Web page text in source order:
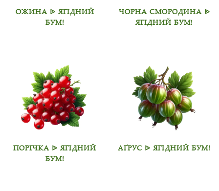
ОЖИНА ᐉ ЯГІДНИЙ
БУМ!
ЧОРНА СМОРОДИНА ᐉ
ЯГІДНИЙ БУМ!
ПОРІЧКА ᐉ ЯГІДНИЙ
БУМ!
АҐРУС ᐉ ЯГІДНИЙ БУМ!